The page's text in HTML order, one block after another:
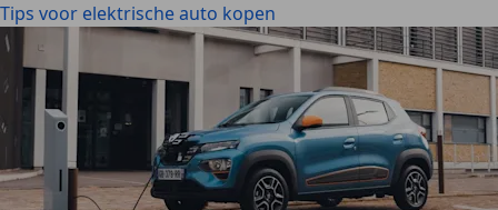
Tips voor elektrische auto kopen